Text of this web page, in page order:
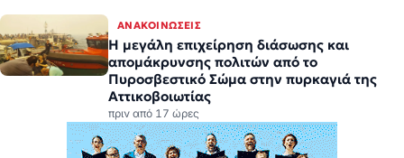
ΑΝΑΚΟΙΝΏΣΕΙΣ
Η μεγάλη επιχείρηση διάσωσης και
απομάκρυνσης πολιτών από το
Πυροσβεστικό Σώμα στην πυρκαγιά της
Αττικοβοιωτίας
πριν από 17 ώρες